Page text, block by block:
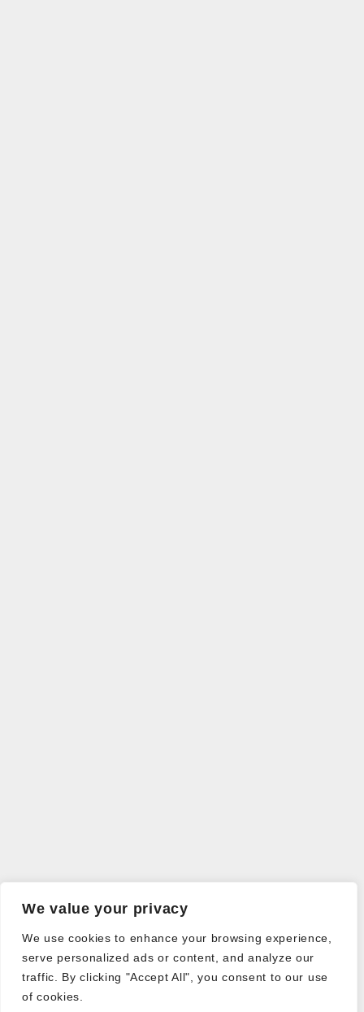
We value your privacy
We use cookies to enhance your browsing experience,
serve personalized ads or content, and analyze our
traffic. By clicking "Accept All", you consent to our use
of cookies.